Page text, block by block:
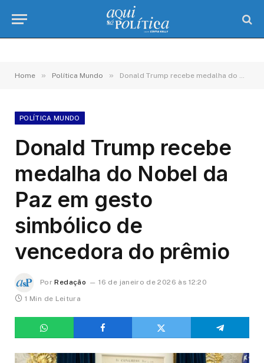
Home » Política Mundo » Donald Trump recebe medalha do Nobel da Paz em gesto simbólico de vencedora do prêmio
POLÍTICA MUNDO
Donald Trump recebe
medalha do Nobel da
Paz em gesto
simbólico de
vencedora do prêmio
Por Redação
16 de janeiro de 2026 às 12:20
1 Min de Leitura